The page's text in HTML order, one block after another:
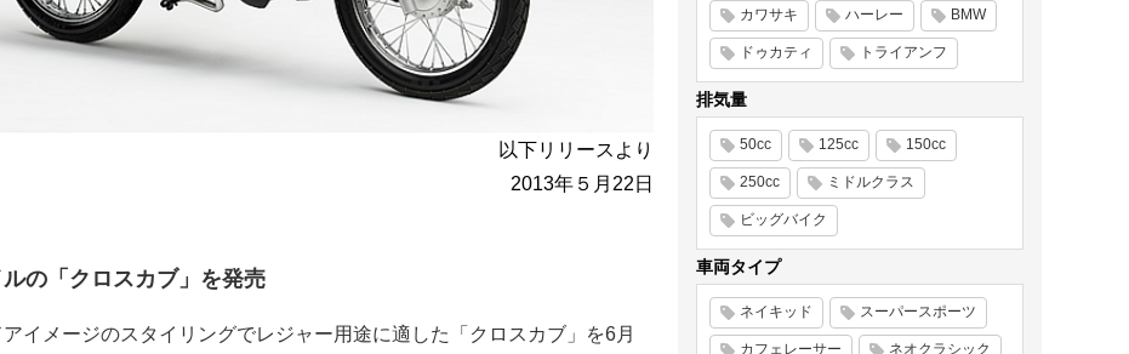
以下リリースより
2013年５月22日
の「クロスカブ」を発売
イメージのスタイリングでレジャー用途に適した「クロスカブ」を6月
カワサキ ハーレー BMW
ドゥカティ トライアンフ
排気量
50cc 125cc 150cc
250cc ミドルクラス
ビッグバイク
車両タイプ
ネイキッド スーパースポーツ
カフェレーサー ネオクラシック